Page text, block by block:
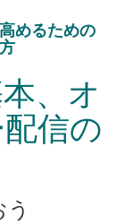
めるための
、オ
信の